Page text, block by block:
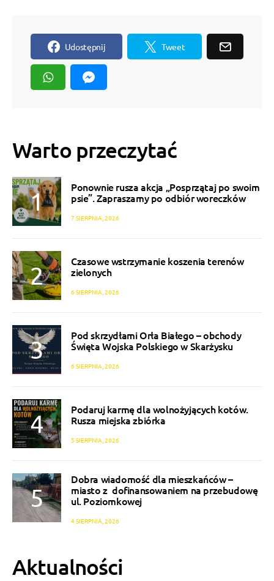
Udostępnij Tweet
Warto przeczytać
Ponownie rusza akcja „Posprzątaj po swoim
psie”. Zapraszamy po odbiór woreczków
7 SIERPNIA, 2026
Czasowe wstrzymanie koszenia terenów
zielonych
6 SIERPNIA, 2026
Pod skrzydłami Orła Białego – obchody
Święta Wojska Polskiego w Skarżysku
6 SIERPNIA, 2026
Podaruj karmę dla wolnożyjących kotów.
Rusza miejska zbiórka
5 SIERPNIA, 2026
Dobra wiadomość dla mieszkańców –
miasto z dofinansowaniem na przebudowę
ul. Poziomkowej
4 SIERPNIA, 2026
Aktualności